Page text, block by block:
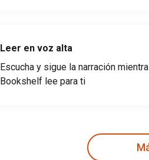
Leer en voz alta
Escucha y sigue la narración
Bookshelf lee para ti